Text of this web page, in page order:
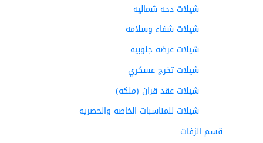
شيلات دحه شماليه
شيلات شفاء وسلامه
شيلات عرضه جنوبيه
شيلات تخرج عسكري
شيلات عقد قران (ملكه)
شيلات للمناسبات الخاصه والحصريه
قسم الزفات